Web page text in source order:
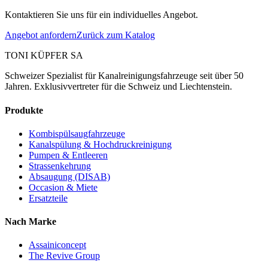
Kontaktieren Sie uns für ein individuelles Angebot.
Angebot anfordernZurück zum Katalog
TONI KÜPFER SA
Schweizer Spezialist für Kanalreinigungsfahrzeuge seit über 50
Jahren. Exklusivvertreter für die Schweiz und Liechtenstein.
Produkte
Kombispülsaugfahrzeuge
Kanalspülung & Hochdruckreinigung
Pumpen & Entleeren
Strassenkehrung
Absaugung (DISAB)
Occasion & Miete
Ersatzteile
Nach Marke
Assainiconcept
The Revive Group